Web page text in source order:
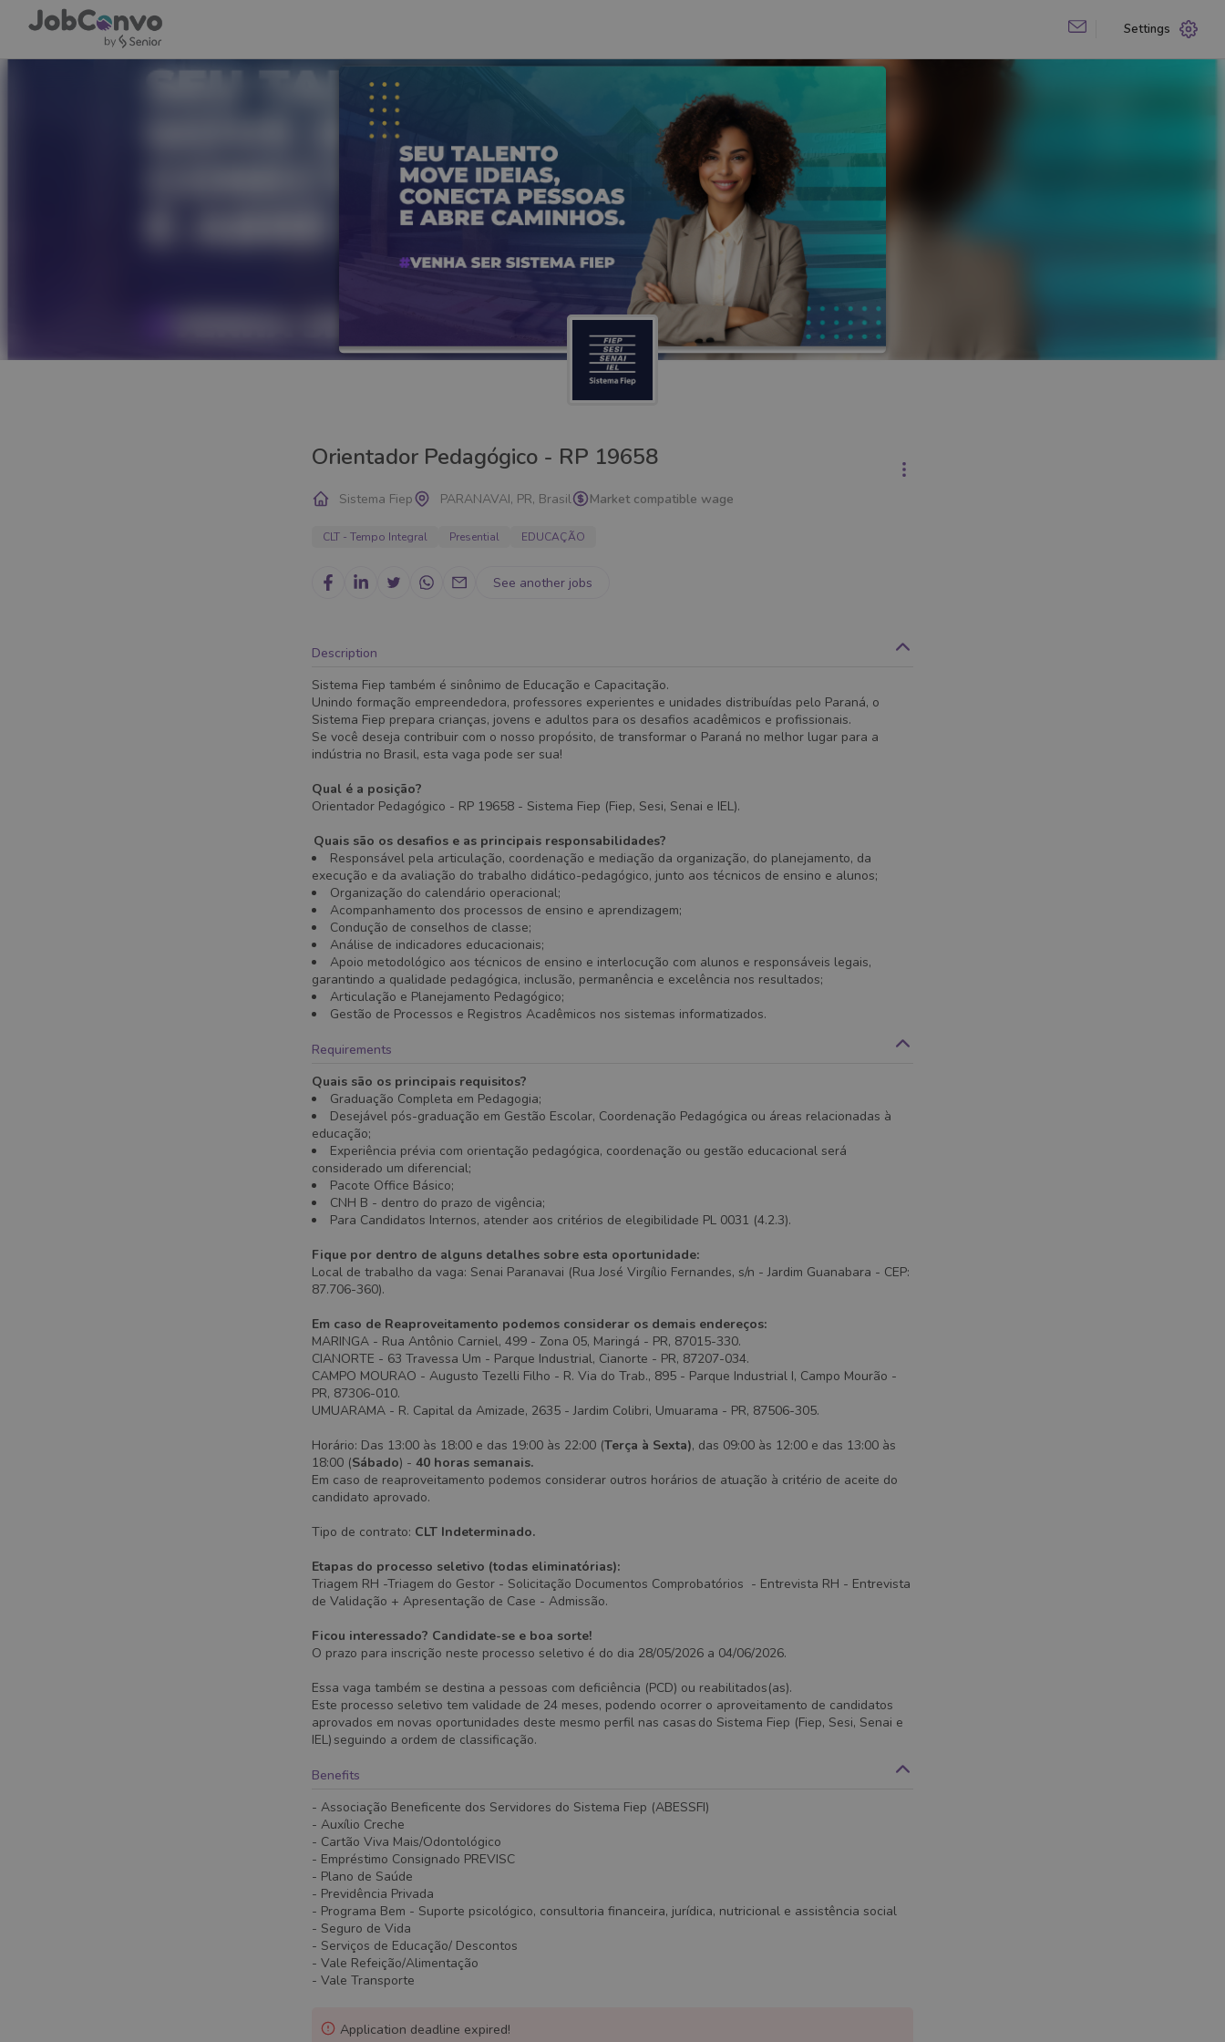
Settings
Orientador Pedagógico - RP 19658
Sistema Fiep PARANAVAI, PR, Brasil Market compatible wage
CLT - Tempo Integral Presential EDUCAÇÃO
See another jobs
Description
Sistema Fiep também é sinônimo de Educação e Capacitação.
Unindo formação empreendedora, professores experientes e unidades distribuídas pelo Paraná, o
Sistema Fiep prepara crianças, jovens e adultos para os desafios acadêmicos e profissionais.
Se você deseja contribuir com o nosso propósito, de transformar o Paraná no melhor lugar para a
indústria no Brasil, esta vaga pode ser sua!
Qual é a posição?
Orientador Pedagógico - RP 19658 - Sistema Fiep (Fiep, Sesi, Senai e IEL).
Quais são os desafios e as principais responsabilidades?
Responsável pela articulação, coordenação e mediação da organização, do planejamento, da
execução e da avaliação do trabalho didático-pedagógico, junto aos técnicos de ensino e alunos;
Organização do calendário operacional;
Acompanhamento dos processos de ensino e aprendizagem;
Condução de conselhos de classe;
Análise de indicadores educacionais;
Apoio metodológico aos técnicos de ensino e interlocução com alunos e responsáveis legais,
garantindo a qualidade pedagógica, inclusão, permanência e excelência nos resultados;
Articulação e Planejamento Pedagógico;
Gestão de Processos e Registros Acadêmicos nos sistemas informatizados.
Requirements
Quais são os principais requisitos?
Graduação Completa em Pedagogia;
Desejável pós-graduação em Gestão Escolar, Coordenação Pedagógica ou áreas relacionadas à
educação;
Experiência prévia com orientação pedagógica, coordenação ou gestão educacional será
considerado um diferencial;
Pacote Office Básico;
CNH B - dentro do prazo de vigência;
Para Candidatos Internos, atender aos critérios de elegibilidade PL 0031 (4.2.3).
Fique por dentro de alguns detalhes sobre esta oportunidade:
Local de trabalho da vaga: Senai Paranavai (Rua José Virgílio Fernandes, s/n - Jardim Guanabara - CEP:
87.706-360).
Em caso de Reaproveitamento podemos considerar os demais endereços:
MARINGA - Rua Antônio Carniel, 499 - Zona 05, Maringá - PR, 87015-330.
CIANORTE - 63 Travessa Um - Parque Industrial, Cianorte - PR, 87207-034.
CAMPO MOURAO - Augusto Tezelli Filho - R. Via do Trab., 895 - Parque Industrial I, Campo Mourão -
PR, 87306-010.
UMUARAMA - R. Capital da Amizade, 2635 - Jardim Colibri, Umuarama - PR, 87506-305.
Horário: Das 13:00 às 18:00 e das 19:00 às 22:00 (Terça à Sexta), das 09:00 às 12:00 e das 13:00 às
18:00 (Sábado) - 40 horas semanais.
Em caso de reaproveitamento podemos considerar outros horários de atuação à critério de aceite do
candidato aprovado.
Tipo de contrato: CLT Indeterminado.
Etapas do processo seletivo (todas eliminatórias):
Triagem RH -Triagem do Gestor - Solicitação Documentos Comprobatórios - Entrevista RH - Entrevista
de Validação + Apresentação de Case - Admissão.
Ficou interessado? Candidate-se e boa sorte!
O prazo para inscrição neste processo seletivo é do dia 28/05/2026 a 04/06/2026.
Essa vaga também se destina a pessoas com deficiência (PCD) ou reabilitados(as).
Este processo seletivo tem validade de 24 meses, podendo ocorrer o aproveitamento de candidatos
aprovados em novas oportunidades deste mesmo perfil nas casas do Sistema Fiep (Fiep, Sesi, Senai e
IEL) seguindo a ordem de classificação.
Benefits
- Associação Beneficente dos Servidores do Sistema Fiep (ABESSFI)
- Auxílio Creche
- Cartão Viva Mais/Odontológico
- Empréstimo Consignado PREVISC
- Plano de Saúde
- Previdência Privada
- Programa Bem - Suporte psicológico, consultoria financeira, jurídica, nutricional e assistência social
- Seguro de Vida
- Serviços de Educação/ Descontos
- Vale Refeição/Alimentação
- Vale Transporte
Application deadline expired!